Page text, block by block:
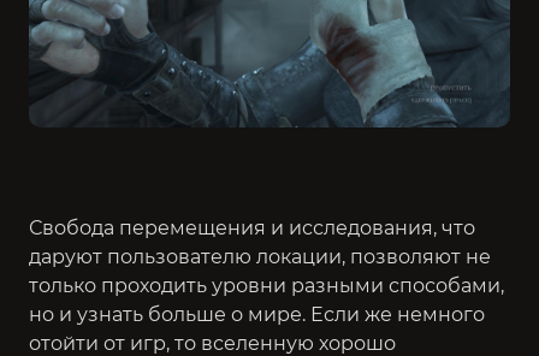
Свобода перемещения и исследования, что
даруют пользователю локации, позволяют не
только проходить уровни разными способами,
но и узнать больше о мире. Если же немного
отойти от игр, то вселенную хорошо